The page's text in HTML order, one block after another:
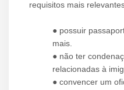
requisitos mais
● possuir
mais.
● não ter
relacionadas à
● convencer um